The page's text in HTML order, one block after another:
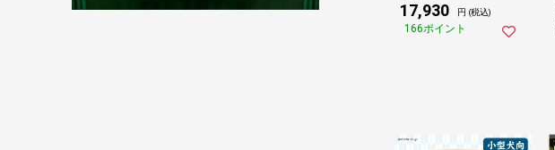
17,930 円 (税込)
166ポイント